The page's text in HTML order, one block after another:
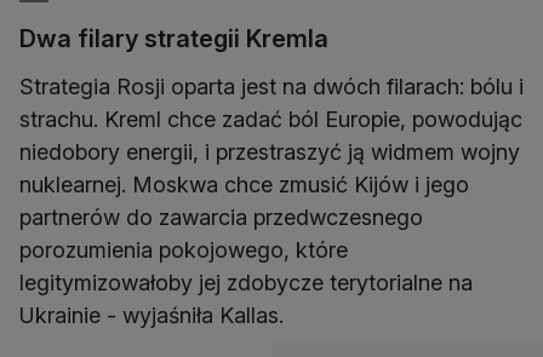
Dwa filary strategii Kremla
Strategia Rosji oparta jest na dwóch filarach: bólu i
strachu. Kreml chce zadać ból Europie, powodując
niedobory energii, i przestraszyć ją widmem wojny
nuklearnej. Moskwa chce zmusić Kijów i jego
partnerów do zawarcia przedwczesnego
porozumienia pokojowego, które
legitymizowałoby jej zdobycze terytorialne na
Ukrainie - wyjaśniła Kallas.